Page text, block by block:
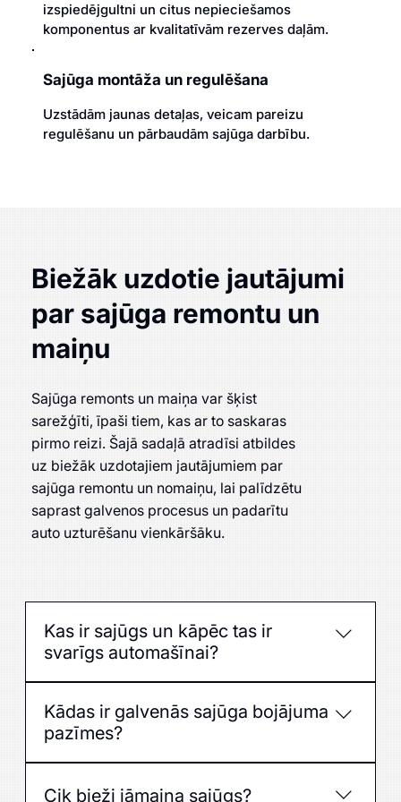
izspiedējgultni un citus nepieciešamos
komponentus ar kvalitatīvām rezerves daļām.
Sajūga montāža un regulēšana
Uzstādām jaunas detaļas, veicam pareizu
regulēšanu un pārbaudām sajūga darbību.
Biežāk uzdotie jautājumi
par sajūga remontu un
maiņu
Sajūga remonts un maiņa var šķist
sarežģīti, īpaši tiem, kas ar to saskaras
pirmo reizi. Šajā sadaļā atradīsi atbildes
uz biežāk uzdotajiem jautājumiem par
sajūga remontu un nomaiņu, lai palīdzētu
saprast galvenos procesus un padarītu
auto uzturēšanu vienkāršāku.
Kas ir sajūgs un kāpēc tas ir
svarīgs automašīnai?
transmisiju, ļaujot pārslēgt ātrumus un droši
uzsākt kustību.
Kādas ir galvenās sajūga bojājuma
pazīmes?
pārslēgšana, pedāļa vibrācija, trokšņi vai
Cik bieži jāmaina sajūgs?